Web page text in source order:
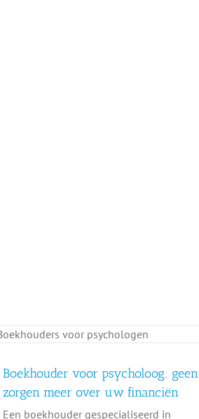
Boekhouder voor psycholoog: geen
zorgen meer over uw financiën
Een boekhouder gespecialiseerd in